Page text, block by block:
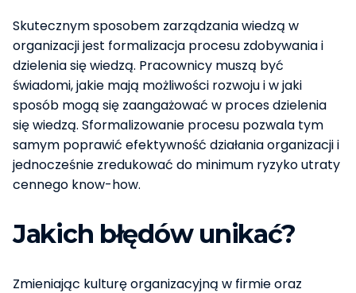
Skutecznym sposobem zarządzania wiedzą w
organizacji jest formalizacja procesu zdobywania i
dzielenia się wiedzą. Pracownicy muszą być
świadomi, jakie mają możliwości rozwoju i w jaki
sposób mogą się zaangażować w proces dzielenia
się wiedzą. Sformalizowanie procesu pozwala tym
samym poprawić efektywność działania organizacji i
jednocześnie zredukować do minimum ryzyko utraty
cennego know-how.
Jakich błędów unikać?
Zmieniając kulturę organizacyjną w firmie oraz